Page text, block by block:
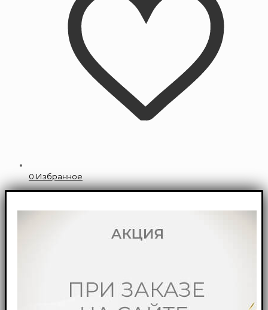
0 Избранное